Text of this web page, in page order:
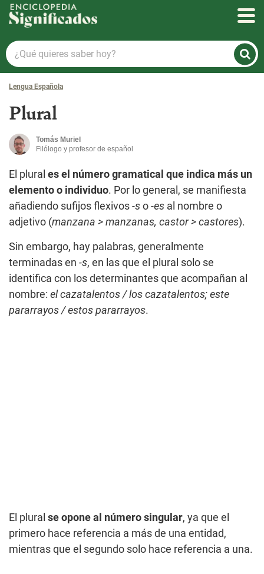
Enciclopedia Significados
¿Qué
quieres
saber
hoy?
Lengua Española
Plural
Tomás Muriel
Filólogo y profesor de español
El plural es el número gramatical que indica más un
elemento o individuo. Por lo general, se manifiesta
añadiendo sufijos flexivos -s o -es al nombre o
adjetivo (manzana > manzanas, castor > castores).
Sin embargo, hay palabras, generalmente
terminadas en -s, en las que el plural solo se
identifica con los determinantes que acompañan al
nombre: el cazatalentos / los cazatalentos; este
pararrayos / estos pararrayos.
El plural se opone al número singular, ya que el
primero hace referencia a más de una entidad,
mientras que el segundo solo hace referencia a una.